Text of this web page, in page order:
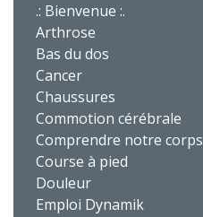
.: Bienvenue :.
Arthrose
Bas du dos
Cancer
Chaussures
Commotion cérébrale
Comprendre notre corps
Course à pied
Douleur
Emploi Dynamik